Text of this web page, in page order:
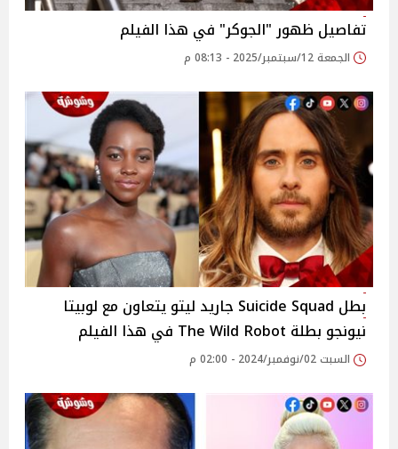
تفاصيل ظهور "الجوكر" في هذا الفيلم
الجمعة 12/سبتمبر/2025 - 08:13 م
بطل Suicide Squad جاريد ليتو يتعاون مع لوبيتا
نيونجو بطلة The Wild Robot في هذا الفيلم
السبت 02/نوفمبر/2024 - 02:00 م